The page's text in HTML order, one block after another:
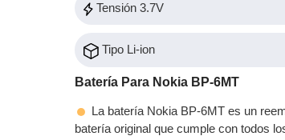
Tensión 3.7V
Tipo Li-ion
Batería Para Nokia BP-6MT
La batería Nokia BP-6MT es un
batería original que cumple con todos